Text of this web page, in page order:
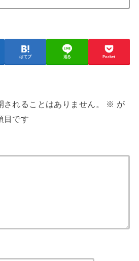
はてブ 送る Pocket
されることはありません。 ※ が
目です